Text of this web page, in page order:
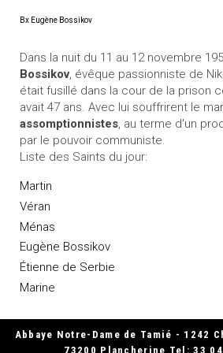
Bx Eugène Bossikov
Dans la nuit du 11 au 12 novembre
Bossikov, évêque passionniste de
était fusillé dans la cour de la prison
avait 47 ans. Avec lui souffrirent le
assomptionnistes, au terme d'un
par le pouvoir communiste.
Liste des Saints du jour:
Martin
Véran
Ménas
Eugène Bossikov
Étienne de Serbie
Marine
Abbaye Notre-Dame de Tamié - 1242
73200 Plancherine Tel: 33